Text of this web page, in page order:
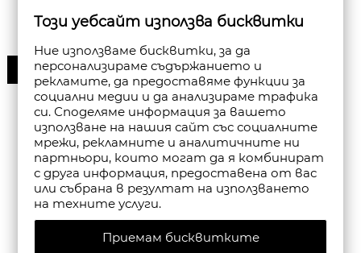
30%
Този уебсайт използва бисквитки
Ние използваме бисквитки, за да
персонализираме съдържанието и
рекламите, да предоставяме функции за
социални медии и да анализираме трафика
си. Споделяме информация за вашето
използване на нашия сайт със социалните
мрежи, рекламните и аналитичните ни
партньори, които могат да я комбинират
с друга информация, предоставена от вас
или събрана в резултат на използването
на техните услуги.
Приемам бисквитките